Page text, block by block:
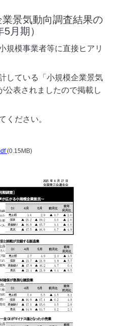
業景気動向調査結果の
月期）
規模事業者等に直接ヒアリ
している「小規模企業景気
公表されましたので掲載し
ください。
(0.15MB)